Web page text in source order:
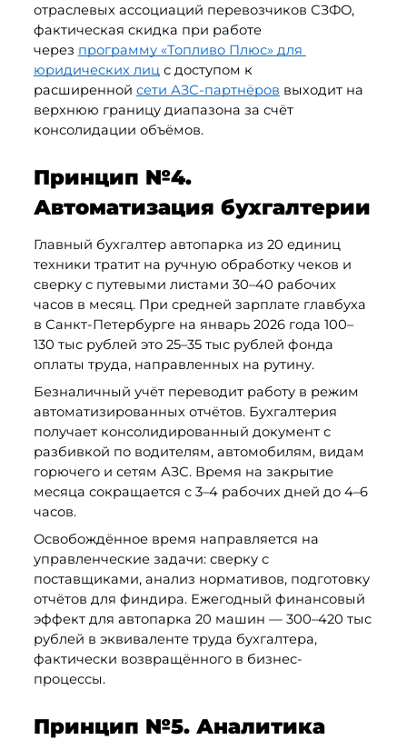
отраслевых ассоциаций перевозчиков СЗФО,
фактическая скидка при работе
через программу «Топливо Плюс» для
юридических лиц с доступом к
расширенной сети АЗС-партнёров выходит на
верхнюю границу диапазона за счёт
консолидации объёмов.
Принцип №4.
Автоматизация бухгалтерии
Главный бухгалтер автопарка из 20 единиц
техники тратит на ручную обработку чеков и
сверку с путевыми листами 30–40 рабочих
часов в месяц. При средней зарплате главбуха
в Санкт-Петербурге на январь 2026 года 100–
130 тыс рублей это 25–35 тыс рублей фонда
оплаты труда, направленных на рутину.
Безналичный учёт переводит работу в режим
автоматизированных отчётов. Бухгалтерия
получает консолидированный документ с
разбивкой по водителям, автомобилям, видам
горючего и сетям АЗС. Время на закрытие
месяца сокращается с 3–4 рабочих дней до 4–6
часов.
Освобождённое время направляется на
управленческие задачи: сверку с
поставщиками, анализ нормативов, подготовку
отчётов для финдира. Ежегодный финансовый
эффект для автопарка 20 машин — 300–420 тыс
рублей в эквиваленте труда бухгалтера,
фактически возвращённого в бизнес-
процессы.
Принцип №5. Аналитика